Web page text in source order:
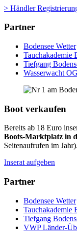
> Händler
Partner
Bodensee Wetter
Tauchakademie
Tiefgang
Wasserwacht
Boot verkaufen
Bereits ab 18 Euro
Boots-Marktplatz in
Seitenaufrufen im Jahr).
Inserat aufgeben
Partner
Bodensee Wetter
Tauchakademie
Tiefgang
VWP Länder-